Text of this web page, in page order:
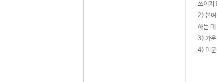
쓰이지
2) 붙여
하는
3) 가운
4) 미분